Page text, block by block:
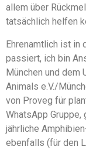
allem über
tatsächlich helfen
Ehrenamtlich ist in
passiert, ich bin
München und dem
Animals e.V./
von Proveg für
WhatsApp
jährliche
ebenfalls (für den